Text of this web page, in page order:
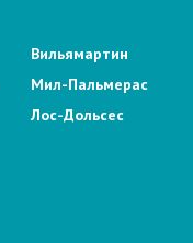
Вильямартин
Мил-Пальмерас
Лос-Дольсес